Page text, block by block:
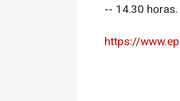
-- 14.30
https://